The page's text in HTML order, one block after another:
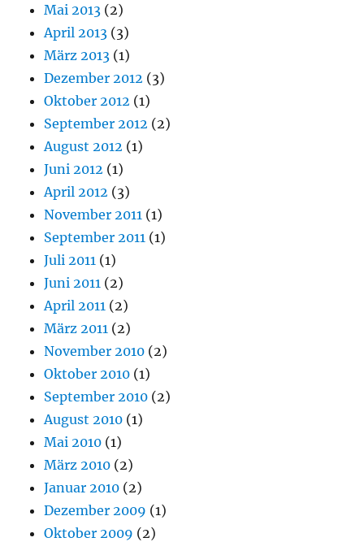
Mai 2013 (2)
April 2013 (3)
März 2013 (1)
Dezember 2012 (3)
Oktober 2012 (1)
September 2012 (2)
August 2012 (1)
Juni 2012 (1)
April 2012 (3)
November 2011 (1)
September 2011 (1)
Juli 2011 (1)
Juni 2011 (2)
April 2011 (2)
März 2011 (2)
November 2010 (2)
Oktober 2010 (1)
September 2010 (2)
August 2010 (1)
Mai 2010 (1)
März 2010 (2)
Januar 2010 (2)
Dezember 2009 (1)
Oktober 2009 (2)